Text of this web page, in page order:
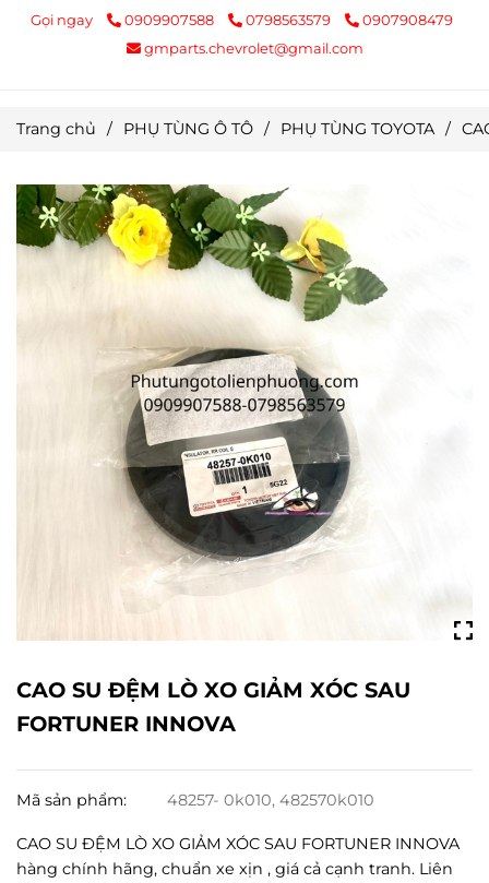
Gọi ngay 0909907588 0798563579
0907908479
gmparts.chevrolet@gmail.com
Trang chủ / PHỤ TÙNG Ô TÔ / PHỤ TÙNG TOYOTA /
CAO SU ĐỆM LÒ XO GIẢM XÓC SAU
FORTUNER INNOVA
Mã sản phẩm: 48257- 0k010, 482570k010
CAO SU ĐỆM LÒ XO GIẢM XÓC SAU FORTUNER INNOVA
hàng chính hãng, chuẩn xe xịn , giá cả cạnh tranh. Liên